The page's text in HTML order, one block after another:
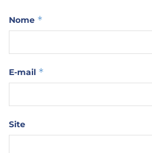
Nome *
E-mail *
Site